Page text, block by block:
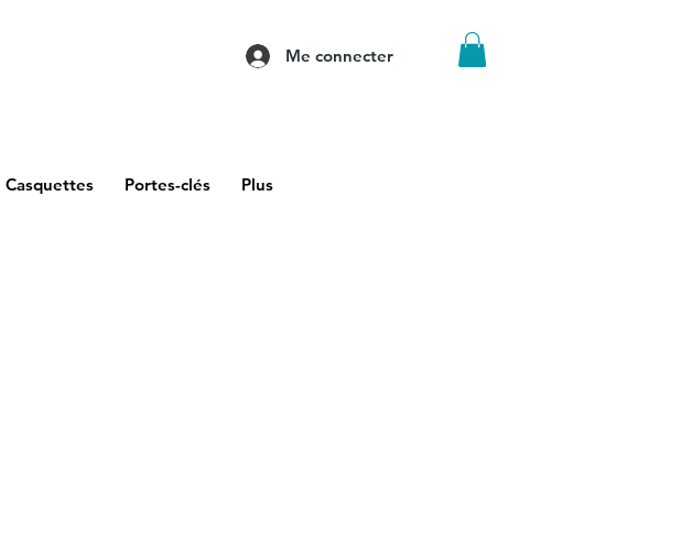
Casquettes Portes-clés Plus
Me connecter